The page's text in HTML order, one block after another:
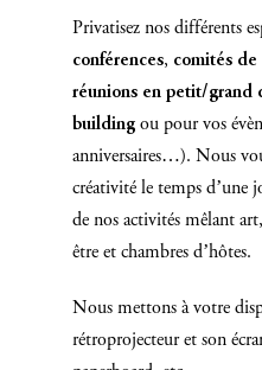
Privatisez nos différents
conférences, comités
réunions en petit/grand
building ou pour vos
anniversaires…). Nous
créativité le temps d’une
de nos activités mêlant
être et chambres d’hôtes.
Nous mettons à votre
rétroprojecteur et son